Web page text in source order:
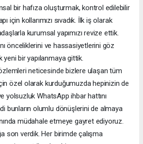
bir hafıza oluşturmak, kontrol edilebilir
için kollarımızı sıvadık. İlk iş olarak
kurumsal yapımızı revize ettik.
önceliklerini ve hassasiyetlerini göz
bir yapılanmaya gittik.
neticesinde bizlere ulaşan tüm
özel olarak kurduğumuzda hepinizin de
yolsuzluk WhatsApp ihbar hattını
bunların olumlu dönüşlerini de almaya
müdahale etmeye gayret ediyoruz.
son verdik. Her birimde çalışma